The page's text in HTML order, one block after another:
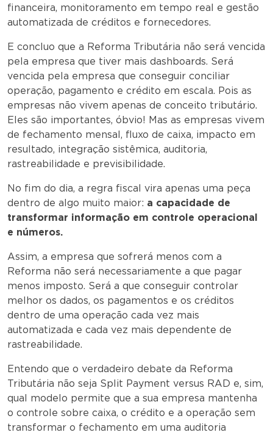
financeira, monitoramento em tempo real e gestão
automatizada de créditos e fornecedores.
E concluo que a Reforma Tributária não será vencida
pela empresa que tiver mais dashboards. Será
vencida pela empresa que conseguir conciliar
operação, pagamento e crédito em escala. Pois as
empresas não vivem apenas de conceito tributário.
Eles são importantes, óbvio! Mas as empresas vivem
de fechamento mensal, fluxo de caixa, impacto em
resultado, integração sistêmica, auditoria,
rastreabilidade e previsibilidade.
No fim do dia, a regra fiscal vira apenas uma peça
dentro de algo muito maior: a capacidade de
transformar informação em controle operacional
e números.
Assim, a empresa que sofrerá menos com a
Reforma não será necessariamente a que pagar
menos imposto. Será a que conseguir controlar
melhor os dados, os pagamentos e os créditos
dentro de uma operação cada vez mais
automatizada e cada vez mais dependente de
rastreabilidade.
Entendo que o verdadeiro debate da Reforma
Tributária não seja Split Payment versus RAD e, sim,
qual modelo permite que a sua empresa mantenha
o controle sobre caixa, o crédito e a operação sem
transformar o fechamento em uma auditoria